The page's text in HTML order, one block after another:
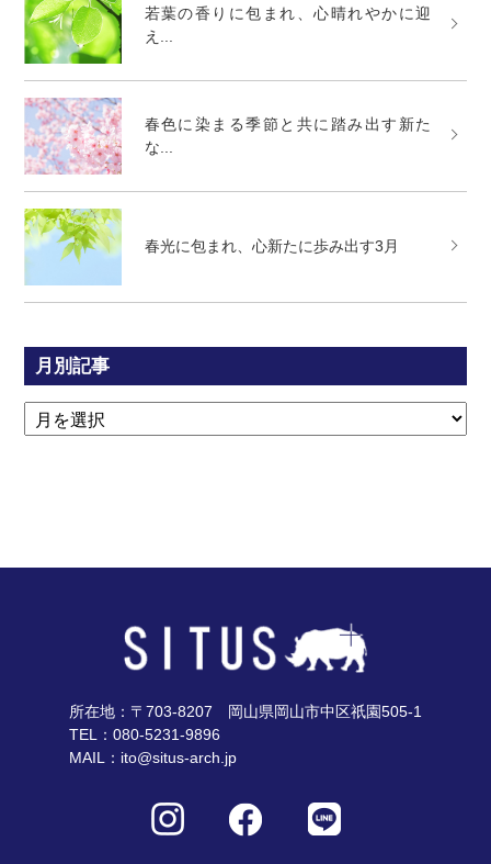
若葉の香りに包まれ、心晴れやかに迎
え...
春色に染まる季節と共に踏み出す新た
な...
春光に包まれ、心新たに歩み出す3月
月別記事
所在地：〒703-8207 岡山県岡山市中区祇園505-1
TEL：080-5231-9896
MAIL：ito@situs-arch.jp